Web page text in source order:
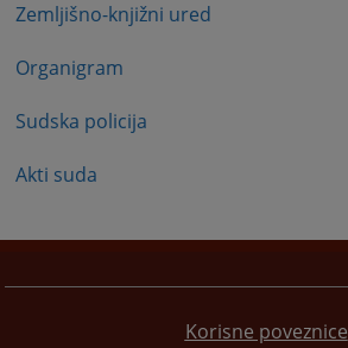
Zemljišno-knjižni ured
Organigram
Sudska policija
Akti suda
Korisne poveznice